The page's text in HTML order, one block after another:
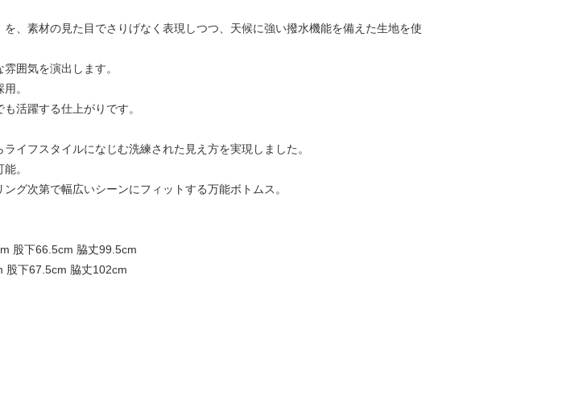
、素材の見た目でさりげなく表現しつつ、天候に強い撥水機能を備えた生地を使
囲気を演出します。
。
活躍する仕上がりです。
イフスタイルになじむ洗練された見え方を実現しました。
。
グ次第で幅広いシーンにフィットする万能ボトムス。
股下66.5cm 脇丈99.5cm
股下67.5cm 脇丈102cm